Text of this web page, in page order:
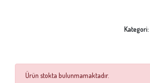
Kategori:
Ürün stokta bulunmamaktadır.